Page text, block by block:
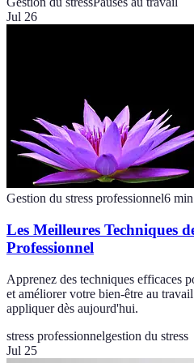
Jul 26
Gestion du stress professionnel6 min
Les Meilleures Techniques
Professionnel
Apprenez des techniques efficaces
et améliorer votre bien-être au
appliquer dès aujourd'hui.
stress professionnelgestion du stress
Jul 25